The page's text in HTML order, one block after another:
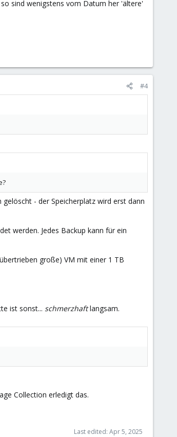
sind wenigstens vom Datum her 'ältere'
#4
- der Speicherplatz wird erst dann
werden. Jedes Backup kann für ein
große) VM mit einer 1 TB
ist sonst... schmerzhaftlangsam.
Collection erledigt das.
Last edited: Apr 5, 2025